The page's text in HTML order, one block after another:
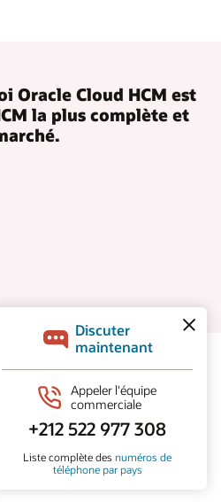
Oracle Cloud HCM est
la plus complète et
d'utilisation et confidentialité
S'abonner aux e-mails